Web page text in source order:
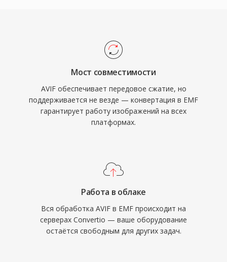
Мост совместимости
AVIF обеспечивает передовое сжатие, но
поддерживается не везде — конвертация в EMF
гарантирует работу изображений на всех
платформах.
Работа в облаке
Вся обработка AVIF в EMF происходит на
серверах Convertio — ваше оборудование
остаётся свободным для других задач.